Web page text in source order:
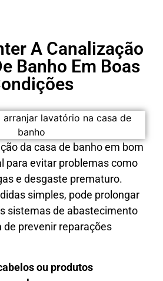
A Canalização
Banho Em Boas
da casa de banho em bom
para evitar problemas como
e desgaste prematuro.
simples, pode prolongar
sistemas de abastecimento
de prevenir reparações
ou produtos